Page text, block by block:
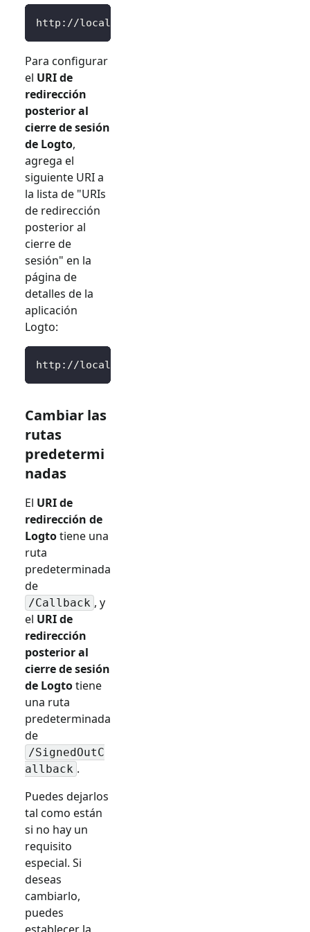
http://localhost:3000/Callback
Para configurar
el URI de
redirección
posterior al
cierre de sesión
de Logto,
agrega el
siguiente URI a
la lista de "URIs
de redirección
posterior al
cierre de
sesión" en la
página de
detalles de la
aplicación
Logto:
http://localhost:3000/SignedOutCallback
Cambiar las
rutas
predetermi
nadas
El URI de
redirección de
Logtotiene una
ruta
predeterminada
de
/Callback , y
el URI de
redirección
posterior al
cierre de sesión
de Logtotiene
una ruta
predeterminada
de
/SignedOutC
allback .
Puedes dejarlos
tal como están
si no hay un
requisito
especial. Si
deseas
cambiarlo,
puedes